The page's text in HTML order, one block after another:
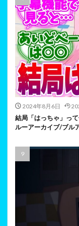
2024年8月6日
結局「はっちゃ」っ
ルーアーカイブ/ブル